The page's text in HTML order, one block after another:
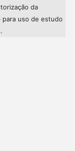
da
uso de estudo